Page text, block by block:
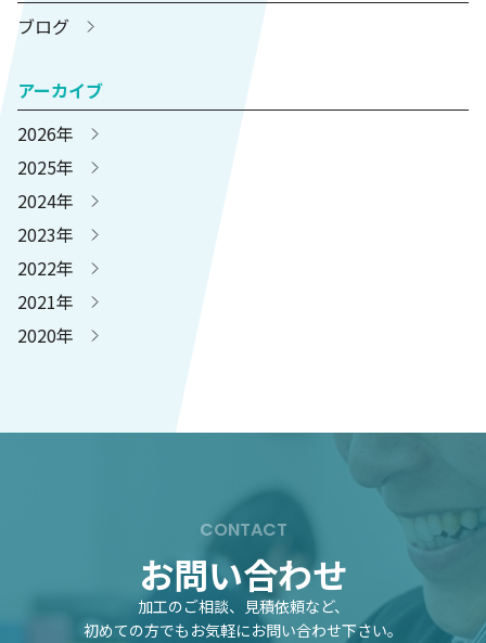
ブログ
アーカイブ
2026年
2025年
2024年
2023年
2022年
2021年
2020年
CONTACT
お問い合わせ
加工のご相談、見積依頼など、
初めての方でもお気軽にお問い合わせ下さい。